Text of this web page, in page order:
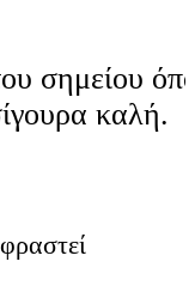
σημείου
καλή.